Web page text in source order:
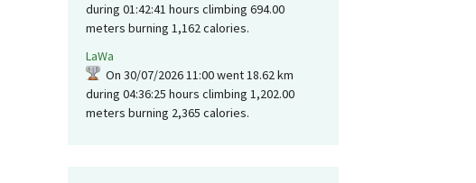
during 01:42:41 hours climbing 694.00
meters burning 1,162 calories.
LaWa
On 30/07/2026 11:00 went 18.62 km
during 04:36:25 hours climbing 1,202.00
meters burning 2,365 calories.